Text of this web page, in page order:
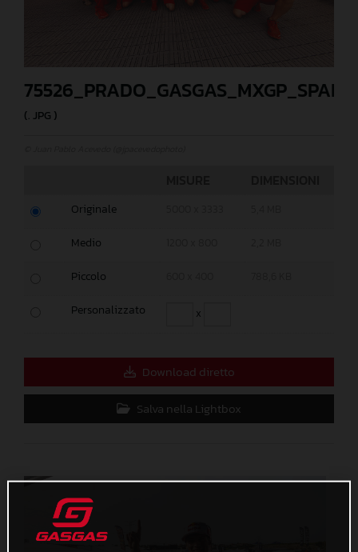
(. JPG )
Originale
Medio
Piccolo
Personalizzato x
Download diretto
Salva nella Lightbox